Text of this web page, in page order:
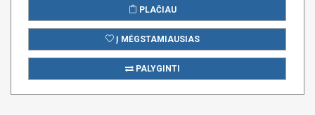
PLAČIAU
Į MĖGSTAMIAUSIAS
PALYGINTI